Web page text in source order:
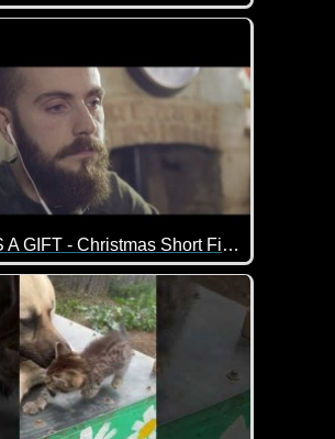
schönes Video, das mal wieder zeigt
LOVE IS A GIFT - Christmas Short Film
ein Geschenk, das ewig währt. Ein sehr